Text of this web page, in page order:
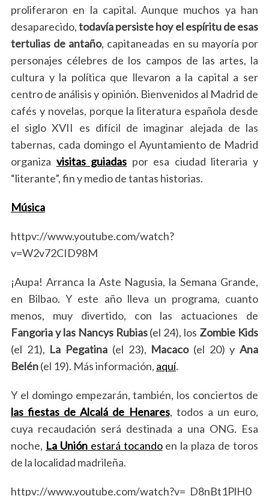
proliferaron en la capital. Aunque muchos ya han
desaparecido,todavía persiste hoy el espíritu de esas
tertulias de antaño, capitaneadas en su mayoría por
personajes célebres de los campos de las artes, la
cultura y la política que llevaron a la capital a ser
centro de análisis y opinión. Bienvenidos al Madrid de
cafés y novelas, porque la literatura española desde
el siglo XVII es difícil de imaginar alejada de las
tabernas, cada domingo el Ayuntamiento de Madrid
organiza visitas guiadas por esa ciudad literaria y
“literante”, fin y medio de tantas historias.
Música
httpv://www.youtube.com/watch?
v=W2v72CID98M
¡Aupa! Arranca la Aste Nagusia, la Semana Grande,
en Bilbao. Y este año lleva un programa, cuanto
menos, muy divertido, con las actuaciones de
Fangoria y las Nancys Rubias(el 24), los Zombie Kids
(el 21), La Pegatina (el 23), Macaco(el 20) yAna
Belén(el 19). Más información, aquí.
Y el domingo empezarán, también, los conciertos de
las fiestas de Alcalá de Henares, todos a un euro,
cuya recaudación será destinada a una ONG. Esa
noche, La Uniónestará tocandoen la plaza de toros
de la localidad madrileña.
httpv://www.youtube.com/watch?v=_D8nBt1PlH0
S
e
a
r
h
f
: